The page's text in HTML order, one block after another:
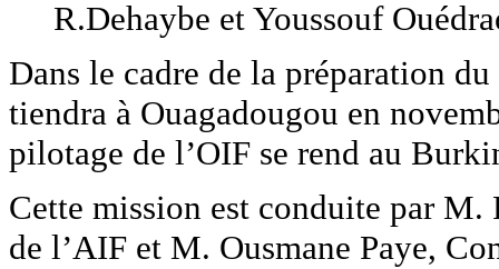
R.Dehaybe et Youssouf
Dans le cadre de la préparation
tiendra à Ouagadougou en
pilotage de l’OIF se rend au
Cette mission est conduite par
de l’AIF et M. Ousmane Paye,